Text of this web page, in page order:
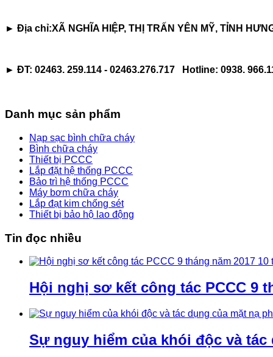
► Địa chỉ:XÃ NGHĨA HIỆP, THỊ TRẤN YÊN MỸ, TỈNH
► ĐT: 02463. 259.114 - 02463.276.717 Hotline: 0938.
Danh mục sản phẩm
Nạp sạc bình chữa cháy
Bình chữa cháy
Thiết bị PCCC
Lắp đặt hệ thống PCCC
Bảo trì hệ thống PCCC
Máy bơm chữa cháy
Lắp đạt kim chống sét
Thiết bị bảo hộ lao động
Tin đọc nhiều
Hội nghị sơ kết công tác PCCC 9
Sự nguy hiểm của khói độc và